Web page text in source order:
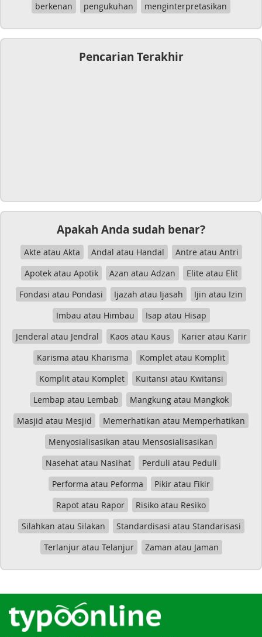
berkenan
pengukuhan menginterpretasikan
Pencarian Terakhir
Apakah Anda sudah benar?
Akte atau Akta Andal atau Handal
Antre atau Antri
Apotek atau Apotik
Azan atau Adzan
Elite atau Elit
Fondasi atau Pondasi
Ijazah atau Ijasah
Ijin atau Izin
Imbau atau Himbau
Isap atau Hisap
Jenderal atau Jendral
Kaos atau Kaus
Karier atau Karir
Karisma atau Kharisma
Komplet atau Komplit
Komplit atau Komplet
Kuitansi atau Kwitansi
Lembap atau Lembab
Mangkung atau Mangkok
Masjid atau Mesjid
Memerhatikan atau Memperhatikan
Menyosialisasikan atau Mensosialisasikan
Nasehat atau Nasihat
Perduli atau Peduli
Performa atau Peforma
Pikir atau Fikir
Rapot atau Rapor
Risiko atau Resiko
Silahkan atau Silakan
Standardisasi atau Standarisasi
Terlanjur atau Telanjur
Zaman atau Jaman